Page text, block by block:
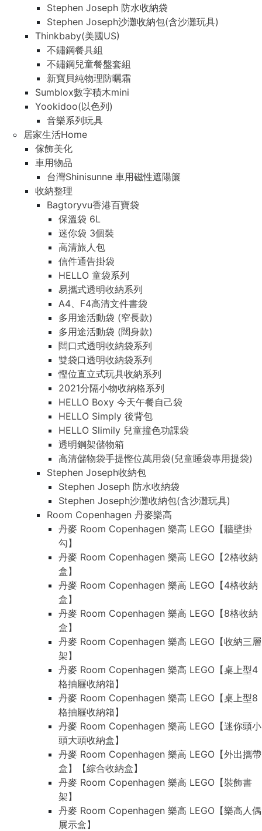
Stephen Joseph 防水收納袋
Stephen Joseph沙灘收納包(含沙灘玩具)
Thinkbaby(美國US)
不鏽鋼餐具組
不鏽鋼兒童餐盤套組
新寶貝純物理防曬霜
Sumblox數字積木mini
Yookidoo(以色列)
音樂系列玩具
居家生活Home
傢飾美化
車用物品
台灣Shinisunne 車用磁性遮陽簾
收納整理
Bagtoryvu香港百寶袋
保溫袋 6L
迷你袋 3個裝
高清旅人包
信件通告掛袋
HELLO 童袋系列
易攜式透明收納系列
A4、F4高清文件書袋
多用途活動袋 (窄長款)
多用途活動袋 (闊身款)
闊口式透明收納袋系列
雙袋口透明收納袋系列
慳位直立式玩具收納系列
2021分隔小物收納格系列
HELLO Boxy 今天午餐自己袋
HELLO Simply 後背包
HELLO Slimily 兒童撞色功課袋
透明鋼架儲物箱
高清儲物袋手提慳位萬用袋(兒童睡袋專用提袋)
Stephen Joseph收納包
Stephen Joseph 防水收納袋
Stephen Joseph沙灘收納包(含沙灘玩具)
Room Copenhagen 丹麥樂高
丹麥 Room Copenhagen 樂高 LEGO【牆壁掛
勾】
丹麥 Room Copenhagen 樂高 LEGO【2格收納
盒】
丹麥 Room Copenhagen 樂高 LEGO【4格收納
盒】
丹麥 Room Copenhagen 樂高 LEGO【8格收納
盒】
丹麥 Room Copenhagen 樂高 LEGO【收納三層
架】
丹麥 Room Copenhagen 樂高 LEGO【桌上型4
格抽屜收納箱】
丹麥 Room Copenhagen 樂高 LEGO【桌上型8
格抽屜收納箱】
丹麥 Room Copenhagen 樂高 LEGO【迷你頭小
頭大頭收納盒】
丹麥 Room Copenhagen 樂高 LEGO【外出攜帶
盒】【綜合收納盒】
丹麥 Room Copenhagen 樂高 LEGO【裝飾書
架】
丹麥 Room Copenhagen 樂高 LEGO【樂高人偶
展示盒】